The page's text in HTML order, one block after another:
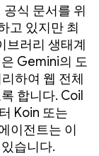
식 문서를 위
고 있지만 최
브러리 생태계
Gemini의 도
하여 웹 전체
합니다. Coil
Koin 또는
이전트는 이
습니다.